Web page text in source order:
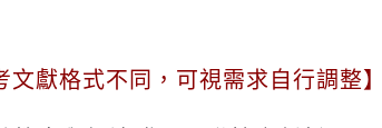
文獻格式不同，可視需求自行調整】